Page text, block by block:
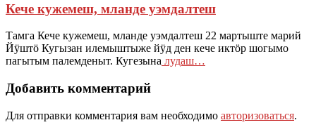
Кече кужемеш, мланде уэмдалтеш
Тамга Кече кужемеш, мланде уэмдалтеш 22 мартыште марий
Йӱштӧ Кугызан илемыштыже йӱд ден кече иктӧр шогымо
пагытым палемденыт. Кугезына лудаш…
Добавить комментарий
Для отправки комментария вам необходимо авторизоваться.